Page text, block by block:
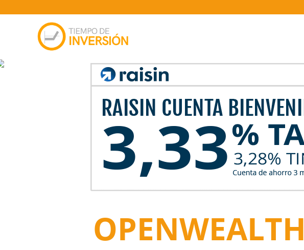
OPENWEALTH